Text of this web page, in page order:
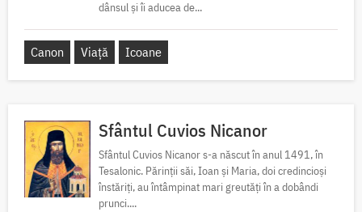
dânsul și îi aducea de...
Canon Viață Icoane
Sfântul Cuvios Nicanor
Sfântul Cuvios Nicanor s-a născut în anul 1491, în
Tesalonic. Părinții săi, Ioan și Maria, doi credincioși
înstăriți, au întâmpinat mari greutăți în a dobândi
prunci....